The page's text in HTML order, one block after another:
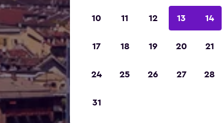
10 11 12 13 14
17 18 19 20 21
24 25 26 27 28
31